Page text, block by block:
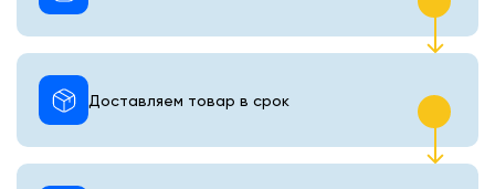
Доставляем товар в срок